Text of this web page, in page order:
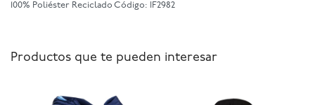
100% Poliéster Reciclado Código: IF2982
Productos que te pueden interesar